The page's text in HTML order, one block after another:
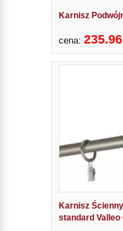
Karnisz
cena: 235.96
Karnisz
standard